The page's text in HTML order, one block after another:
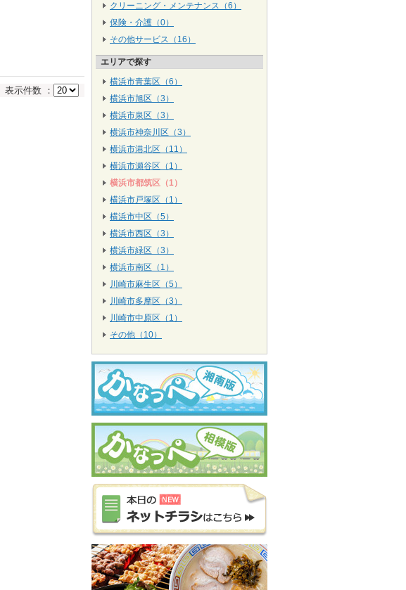
クリーニング・メンテナンス（6）
保険・介護（0）
その他サービス（16）
エリアで探す
横浜市青葉区（6）
横浜市旭区（3）
横浜市泉区（3）
横浜市神奈川区（3）
横浜市港北区（11）
横浜市瀬谷区（1）
横浜市都筑区（1）
横浜市戸塚区（1）
横浜市中区（5）
横浜市西区（3）
横浜市緑区（3）
横浜市南区（1）
川崎市麻生区（5）
川崎市多摩区（3）
川崎市中原区（1）
その他（10）
表示件数 ：